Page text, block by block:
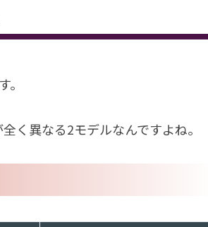
く異なる2モデルなんですよね。